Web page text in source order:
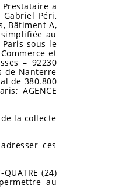
a
Gabriel Péri,
Bâtiment A,
au
sous le
et
– 92230
de Nanterre
de 380.800
AGENCE
la collecte
ces
(24)
au